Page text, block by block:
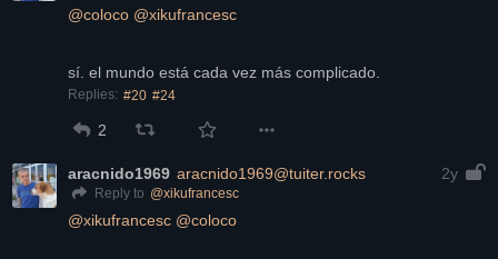
@coloco @xikufrancesc
sí. el mundo está cada vez más complicado.
Replies: #20 #24
2
aracnido1969 aracnido1969@tuiter.rocks 2y
Reply to @xikufrancesc
@xikufrancesc @coloco